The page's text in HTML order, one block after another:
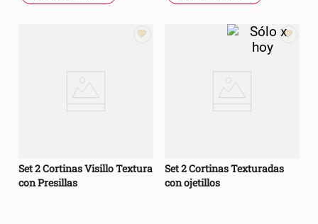
Set 2 Cortinas Visillo Textura
con Presillas
Set 2 Cortinas Texturadas
con ojetillos